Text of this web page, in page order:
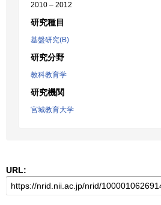
2010 – 2012
研究種目
基盤研究(B)
研究分野
教科教育学
研究機関
宮城教育大学
URL: